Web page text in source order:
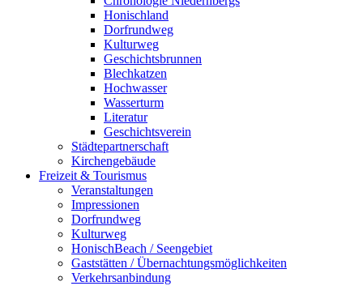
Honischland
Dorfrundweg
Kulturweg
Geschichtsbrunnen
Blechkatzen
Hochwasser
Wasserturm
Literatur
Geschichtsverein
Städtepartnerschaft
Kirchengebäude
Freizeit & Tourismus
Veranstaltungen
Impressionen
Dorfrundweg
Kulturweg
HonischBeach / Seengebiet
Gaststätten / Übernachtungsmöglichkeiten
Verkehrsanbindung